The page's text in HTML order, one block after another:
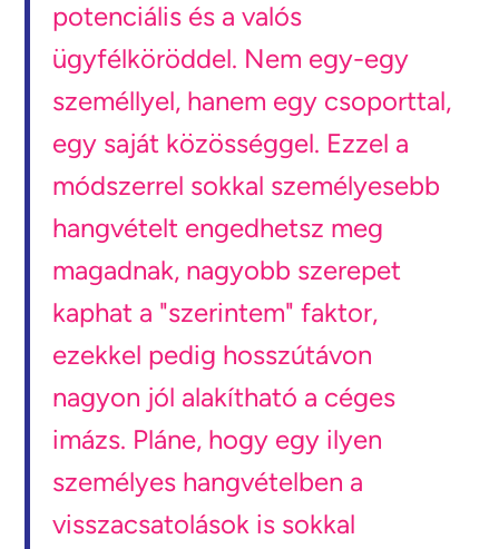
potenciális és a valós
ügyfélköröddel. Nem egy-egy
személlyel, hanem egy csoporttal,
egy saját közösséggel. Ezzel a
módszerrel sokkal személyesebb
hangvételt engedhetsz meg
magadnak, nagyobb szerepet
kaphat a "szerintem" faktor,
ezekkel pedig hosszútávon
nagyon jól alakítható a céges
imázs. Pláne, hogy egy ilyen
személyes hangvételben a
visszacsatolások is sokkal